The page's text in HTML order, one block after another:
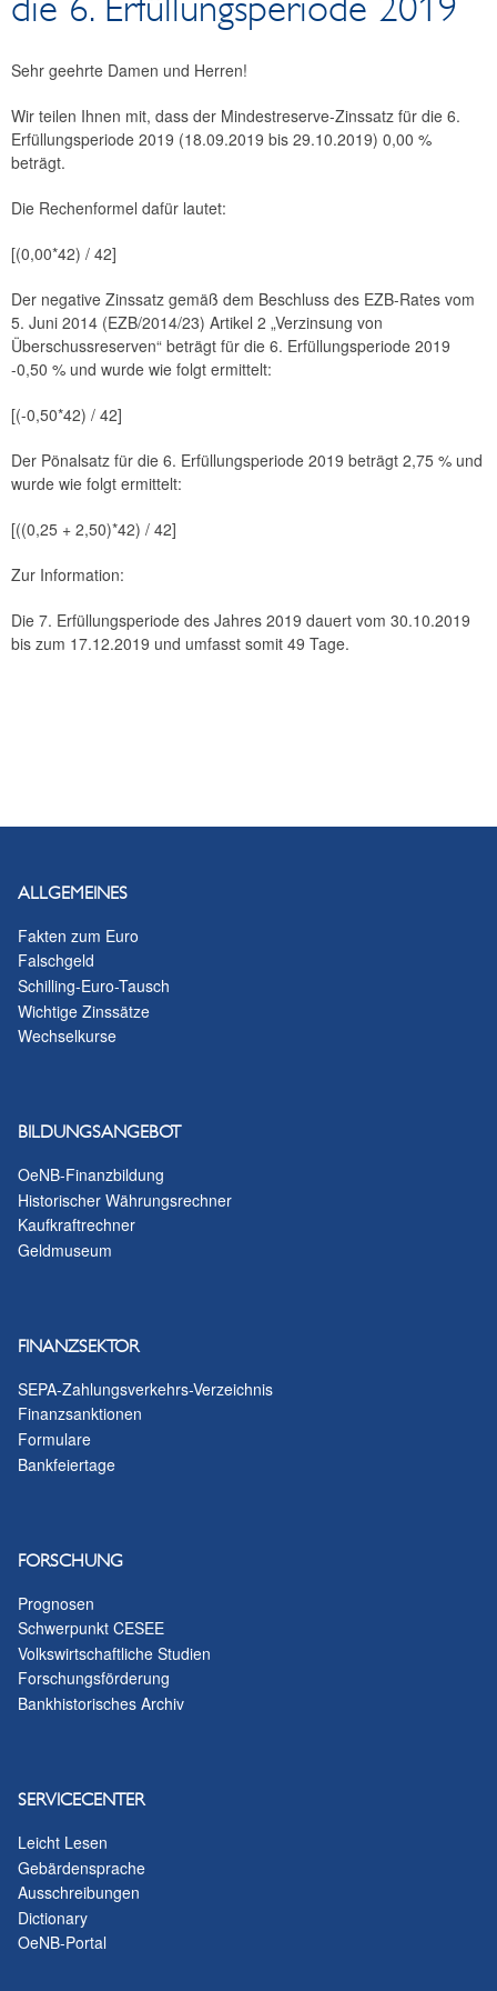
News
Sehr geehrte Damen und Herren!
Wir teilen Ihnen mit, dass der Mindestreserve-Zinssatz für die 6.
Erfüllungsperiode 2019 (18.09.2019 bis 29.10.2019) 0,00 %
beträgt.
Die Rechenformel dafür lautet:
[(0,00*42) / 42]
Der negative Zinssatz gemäß dem Beschluss des EZB-Rates vom
5. Juni 2014 (EZB/2014/23) Artikel 2 „Verzinsung von
Überschussreserven“ beträgt für die 6. Erfüllungsperiode 2019
-0,50 % und wurde wie folgt ermittelt:
[(-0,50*42) / 42]
Der Pönalsatz für die 6. Erfüllungsperiode 2019 beträgt 2,75 % und
wurde wie folgt ermittelt:
[((0,25 + 2,50)*42) / 42]
Zur Information:
Die 7. Erfüllungsperiode des Jahres 2019 dauert vom 30.10.2019
bis zum 17.12.2019 und umfasst somit 49 Tage.
ALLGEMEINES
Fakten zum Euro
Falschgeld
Schilling-Euro-Tausch
Wichtige Zinssätze
Wechselkurse
BILDUNGSANGEBOT
OeNB-Finanzbildung
Historischer Währungsrechner
Kaufkraftrechner
Geldmuseum
FINANZSEKTOR
SEPA-Zahlungsverkehrs-Verzeichnis
Finanzsanktionen
Formulare
Bankfeiertage
FORSCHUNG
Prognosen
Schwerpunkt CESEE
Volkswirtschaftliche Studien
Forschungsförderung
Bankhistorisches Archiv
SERVICECENTER
Leicht Lesen
Gebärdensprache
Ausschreibungen
Dictionary
OeNB-Portal